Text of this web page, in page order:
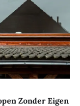
Zonder Eigen